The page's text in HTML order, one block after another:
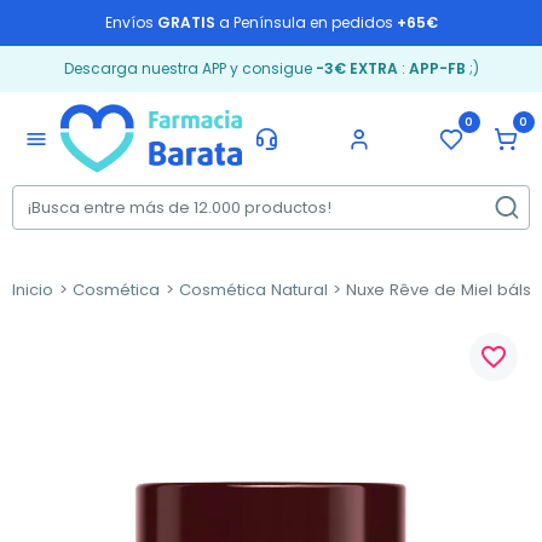
Envíos GRATIS a Península en pedidos +65€
Descarga nuestra APP y consigue -3€ EXTRA: APP-FB ;)
menu
0 0
Inicio Cosmética Cosmética Natural Nuxe Rêve de Miel
favorite_border